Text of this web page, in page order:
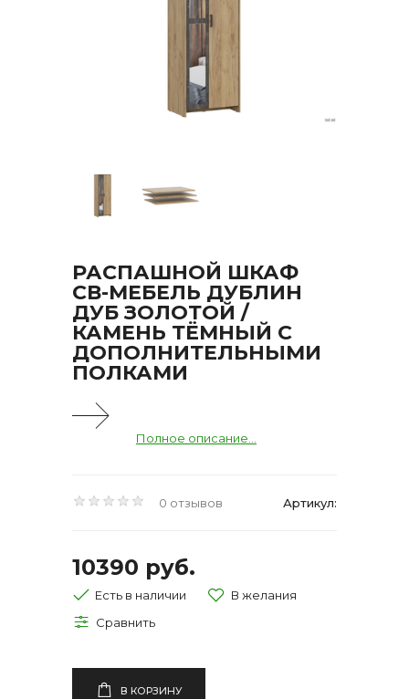
РАСПАШНОЙ ШКАФ
СВ-МЕБЕЛЬ ДУБЛИН
ДУБ ЗОЛОТОЙ /
КАМЕНЬ ТЁМНЫЙ С
ДОПОЛНИТЕЛЬНЫМИ
ПОЛКАМИ
Полное описание...
0 отзывов Артикул:
10390 руб.
Есть в наличии
В КОРЗИНУ